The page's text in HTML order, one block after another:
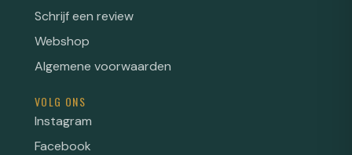
Schrijf een review
Webshop
Algemene voorwaarden
VOLG ONS
Instagram
Facebook